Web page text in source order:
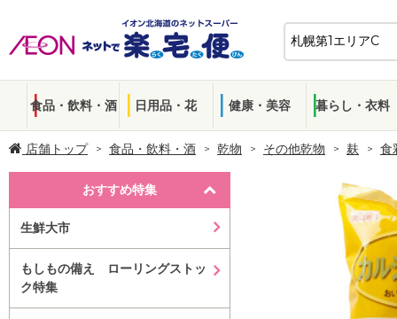
食品・飲料・酒 日用品・花 健康・美容 暮らし・衣料
店舗トップ 食品・飲料・酒 乾物 その他乾物 麸 食
おすすめ特集
生鮮大市
もしもの備え ローリングストッ
ク特集